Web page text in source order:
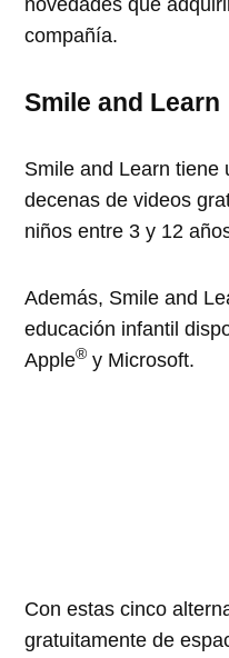
compañía.
Smile and Learn
Smile and Learn tiene
decenas de videos
niños entre 3 y 12
Además, Smile and
educación infantil
Apple® y Microsoft.
Con estas cinco
gratuitamente de